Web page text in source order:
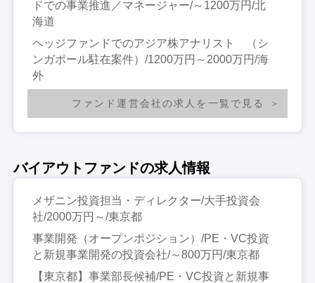
ドでの事業推進／マネージャー/～1200万円/北
海道
ヘッジファンドでのアジア株アナリスト （シ
ンガポール駐在案件）/1200万円～2000万円/海
外
ファンド運営会社の求人を一覧で見る
バイアウトファンドの求人情報
メザニン投資担当・ディレクター/大手投資会
社/2000万円～/東京都
事業開発（オープンポジション）/PE・VC投資
と新規事業開発の投資会社/～800万円/東京都
【東京都】事業部長候補/PE・VC投資と新規事